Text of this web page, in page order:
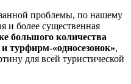
проблемы, по нашему
и более существенная
большого количества
турфирм-«односезонок»,
для всей туристической